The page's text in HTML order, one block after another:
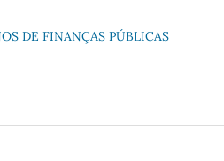
DE FINANÇAS PÚBLICAS